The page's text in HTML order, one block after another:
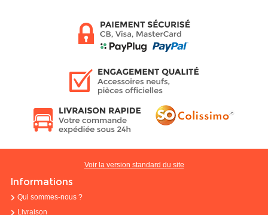
Voir la version standard du site
Informations
Qui sommes-nous ?
Livraison